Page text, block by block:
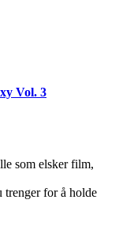
Vol. 3
som elsker film,
trenger for å holde